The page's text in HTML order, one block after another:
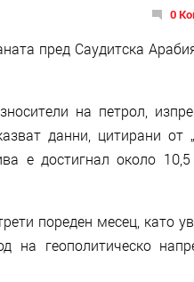
0
пред Саудитска
на петрол,
данни, цитирани от
е достигнал около
пореден месец, като
на геополитическо